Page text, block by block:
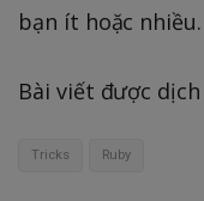
bạn ít hoặc
Bài viết được
Tricks Ruby